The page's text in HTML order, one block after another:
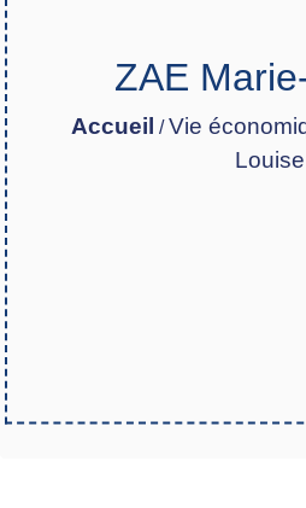
ZAE
Accueil /Vie
Louise